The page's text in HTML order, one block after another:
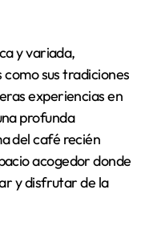
y variada,
sus tradiciones
experiencias en
profunda
del café recién
acogedor donde
y disfrutar de la